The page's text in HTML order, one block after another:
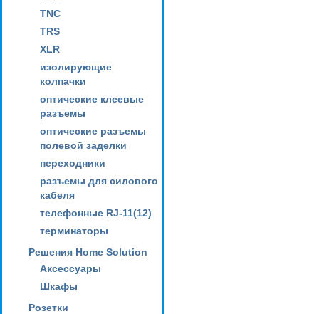
TNC
TRS
XLR
изолирующие
колпачки
оптические клеевые
разъемы
оптические разъемы
полевой заделки
переходники
разъемы для силового
кабеля
телефонные RJ-11(12)
терминаторы
Решения Home Solution
Аксессуары
Шкафы
Розетки